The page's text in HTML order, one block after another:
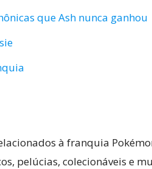
que Ash nunca ganhou
à franquia
pelúcias, colecionáveis e